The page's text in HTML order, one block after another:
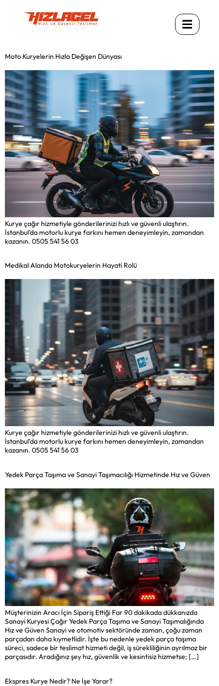
Moto Kuryelerin Hızla Değişen Dünyası
Kurye çağır hizmetiyle gönderilerinizi hızlı ve güvenli ulaştırın.
İstanbul’da motorlu kurye farkını hemen deneyimleyin, zamandan
kazanın. 0505 541 56 03
Medikal Alanda Motokuryelerin Hayati Rolü
Kurye çağır hizmetiyle gönderilerinizi hızlı ve güvenli ulaştırın.
İstanbul’da motorlu kurye farkını hemen deneyimleyin, zamandan
kazanın. 0505 541 56 03
Yedek Parça Taşıma ve Sanayi Taşımacılığı Hizmetinde Hız ve Güven
Müşterinizin Aracı İçin Sipariş Ettiği Far 90 dakikada dükkanızda
Sanayi Kuryesi Çağır Yedek Parça Taşıma ve Sanayi Taşımalığında
Hız ve Güven Sanayi ve otomotiv sektöründe zaman, çoğu zaman
parçadan daha kıymetlidir. İşte bu nedenle yedek parça taşıma
süreci, sadece bir teslimat hizmeti değil, iş sürekliliğinin ayrılmaz bir
parçasıdır. Aradığınız şey hız, güvenlik ve kesintisiz hizmetse; […]
Ekspres Kurye Nedir? Ne İşe Yarar?